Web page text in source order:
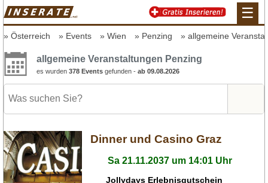
☰
Österreich Events Wien Penzing allgemeine
allgemeine Veranstaltungen Penzing
es wurden 378 Events gefunden - ab 09.08.2026
Dinner und Casino Graz
Sa 21.11.2037 um 14:01 Uhr
Jollydays Erlebnisgutschein